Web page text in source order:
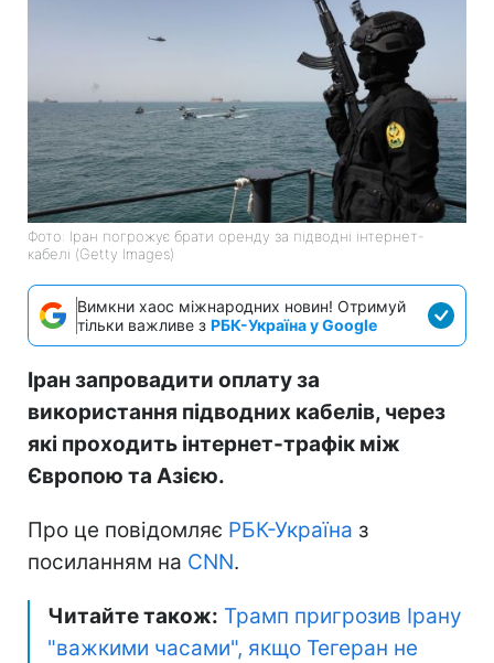
Фото: Іран погрожує брати оренду за підводні інтернет-
кабелі (Getty Images)
Вимкни хаос міжнародних новин! Отримуй
тільки важливе з РБК-Україна у Google
Іран запровадити оплату за
використання підводних кабелів, через
які проходить інтернет-трафік між
Європою та Азією.
Про це повідомляє РБК-Україна з
посиланням на CNN.
Читайте також: Трамп пригрозив Ірану
"важкими часами", якщо Тегеран не